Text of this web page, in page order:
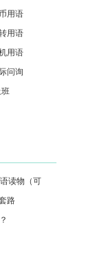
用语
用语
用语
问询
路